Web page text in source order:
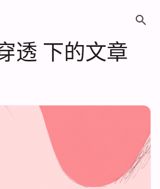
透 下的文章